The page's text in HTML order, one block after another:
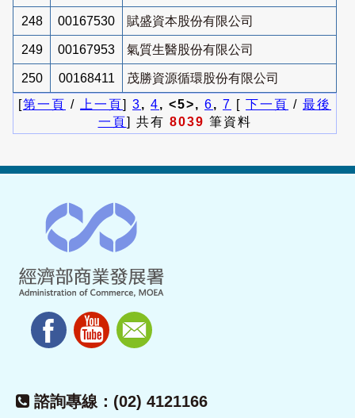
248 00167530 賦盛資本股份有限公司
249 00167953 氣質生醫股份有限公司
250 00168411
茂勝資源循環股份有限公司
[第一頁 / 上一頁] 3, 4, <5>, 6, 7 [ 下一頁 / 最後
一頁] 共有 8039 筆資料
諮詢專線：(02) 4121166